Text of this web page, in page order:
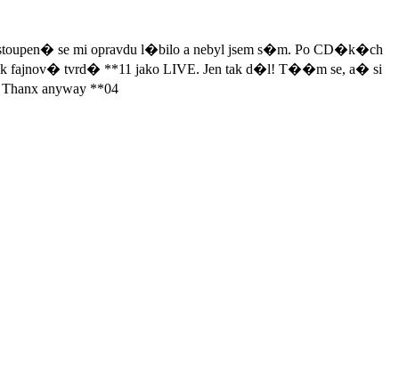
se mi opravdu l�bilo a nebyl jsem s�m. Po CD�k�ch
fajnov� tvrd� **11 jako LIVE. Jen tak d�l! T��m se, a� si
anyway **04